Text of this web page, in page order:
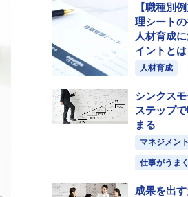
【職種別
理シートの
人材育成
イントとは
人材育成
シンクス
ステップ
まる
マネジメント
仕事がうま
成果を出